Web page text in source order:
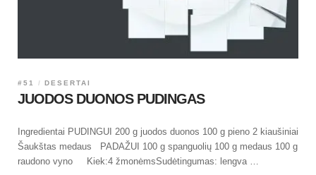
#51 DESERTAI
JUODOS DUONOS PUDINGAS
Ingredientai PUDINGUI 200 g juodos duonos 100 g pieno 2 kiaušiniai
Šaukštas medaus PADAŽUI 100 g spanguolių 100 g medaus 100 g
raudono vyno Kiek:4 žmonėmsSudėtingumas: lengva …